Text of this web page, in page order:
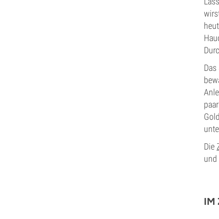
Die
und
IM